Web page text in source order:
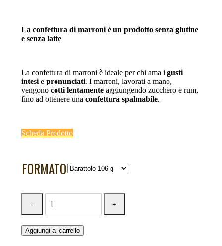
La confettura di marroni è un prodotto senza glutine
e senza latte
La confettura di marroni è ideale per chi ama i gusti
intesi e pronunciati. I marroni, lavorati a mano,
vengono cotti lentamente aggiungendo zucchero e rum,
fino ad ottenere una confettura spalmabile.
Scheda Prodotto
FORMATO
Aggiungi al carrello